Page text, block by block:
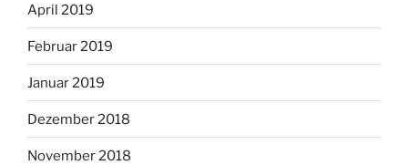
April 2019
Februar 2019
Januar 2019
Dezember 2018
November 2018